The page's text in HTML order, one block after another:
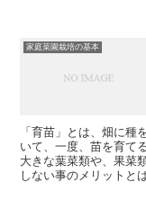
家庭菜園栽培の基本
「育苗」とは、畑に種
いて、一度、苗を育て
大きな葉菜類や、果菜
しない事のメリットと